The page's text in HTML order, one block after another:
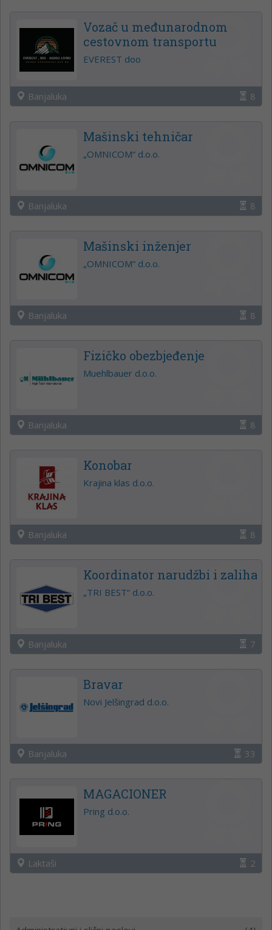
Vozač u međunarodnom
cestovnom transportu
EVEREST doo
Banjaluka 8
Mašinski tehničar
„OMNICOM“ d.o.o.
Banjaluka 8
Mašinski inženjer
„OMNICOM“ d.o.o.
Banjaluka 8
Fizičko obezbjeđenje
Muehlbauer d.o.o.
Banjaluka 8
Konobar
Krajina klas d.o.o.
Banjaluka 8
Koordinator narudžbi i zaliha
„TRI BEST“ d.o.o.
Banjaluka 7
Bravar
Novi Jelšingrad d.o.o.
Banjaluka 33
MAGACIONER
Pring d.o.o.
Laktaši 2